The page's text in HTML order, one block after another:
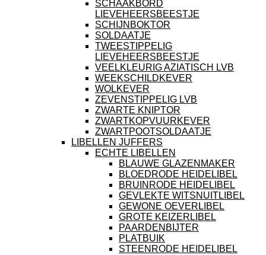
SCHAAKBORD
LIEVEHEERSBEESTJE
SCHIJNBOKTOR
SOLDAATJE
TWEESTIPPELIG
LIEVEHEERSBEESTJE
VEELKLEURIG AZIATISCH LVB
WEEKSCHILDKEVER
WOLKEVER
ZEVENSTIPPELIG LVB
ZWARTE KNIPTOR
ZWARTKOPVUURKEVER
ZWARTPOOTSOLDAATJE
LIBELLEN JUFFERS
ECHTE LIBELLEN
BLAUWE GLAZENMAKER
BLOEDRODE HEIDELIBEL
BRUINRODE HEIDELIBEL
GEVLEKTE WITSNUITLIBEL
GEWONE OEVERLIBEL
GROTE KEIZERLIBEL
PAARDENBIJTER
PLATBUIK
STEENRODE HEIDELIBEL